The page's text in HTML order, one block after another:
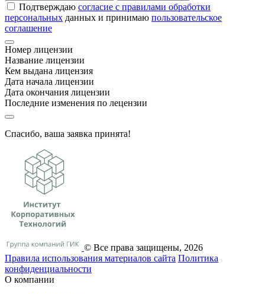
Подтверждаю согласие с правилами обработки
персональных данных и принимаю пользовательское
соглашение
Номер лицензии
Название лицензии
Кем выдана лицензия
Дата начала лицензии
Дата окончания лицензии
Последние изменения по лецензии
Спасибо, ваша заявка принята!
© Все права защищены, 2026
Правила использования материалов сайта Политика
конфиденциальности
О компании